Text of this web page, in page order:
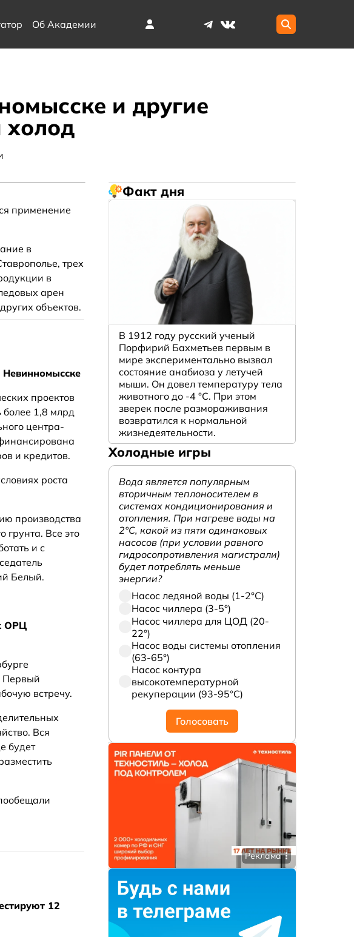
Об Академии
и другие
холод
применение
в
трех
в
арен
объектов.
Невинномысске
проектов
более 1,8 млрд
центра-
и кредитов.
роста
производства
грунта. Все это
и с
Белый.
ОРЦ
Первый
встречу.
Вся
будет
12
Факт дня
В 1912 году русский ученый
Порфирий Бахметьев первым в
мире экспериментально вызвал
состояние анабиоза у летучей
мыши. Он довел температуру тела
животного до -4 °C. При этом
зверек после размораживания
возвратился к нормальной
жизнедеятельности.
Холодные игры
Вода является популярным
вторичным теплоносителем в
системах кондиционирования и
отопления. При нагреве воды на
2°С, какой из пяти одинаковых
насосов (при условии равного
гидросопротивления магистрали)
будет потреблять меньше
энергии?
Насос ледяной воды (1-2°С)
Насос чиллера (3-5°)
Насос чиллера для ЦОД (20-
22°)
Насос воды системы отопления
(63-65°)
Насос контура
высокотемпературной
рекуперации (93-95°С)
Голосовать
Реклама